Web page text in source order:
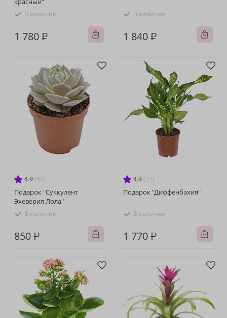
В наличии
1 780 ₽
В наличии
1 840 ₽
4.9 (54)
Подарок "Суккулент
Эхеверия Лола"
В наличии
850 ₽
4.9 (27)
Подарок "Диффенбахия"
В наличии
1 770 ₽